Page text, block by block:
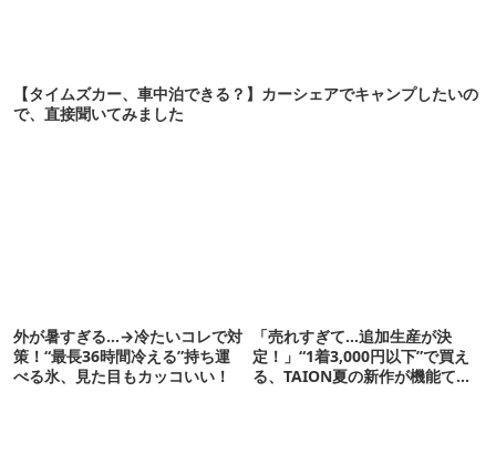
【タイムズカー、車中泊できる？】カーシェアでキャンプしたいの
で、直接聞いてみました
外が暑すぎる…→冷たいコレで対
策！“最長36時間冷える”持ち運
べる氷、見た目もカッコいい！
「売れすぎて…追加生産が決
定！」“1着3,000円以下”で買え
る、TAION夏の新作が機能てん